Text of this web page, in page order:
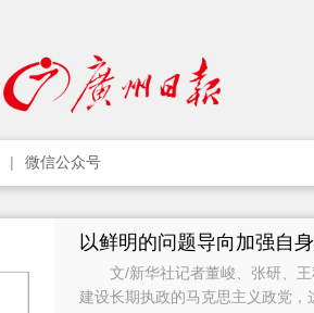
微信公众号
以鲜明的问题导向加强自
文/新华社记者董峻、张研、
建设长期执政的马克思主义政党